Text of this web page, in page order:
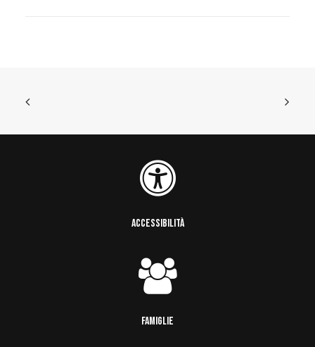
ACCESSIBILITÀ
FAMIGLIE